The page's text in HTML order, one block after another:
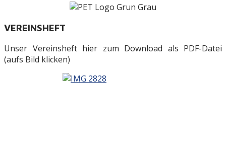
VEREINSHEFT
Unser Vereinsheft hier zum Download als PDF-Datei
(aufs Bild klicken)